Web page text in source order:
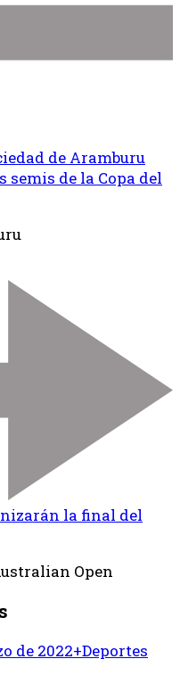
de Aramburu
de la Copa del
la final del
de 2022+Deportes